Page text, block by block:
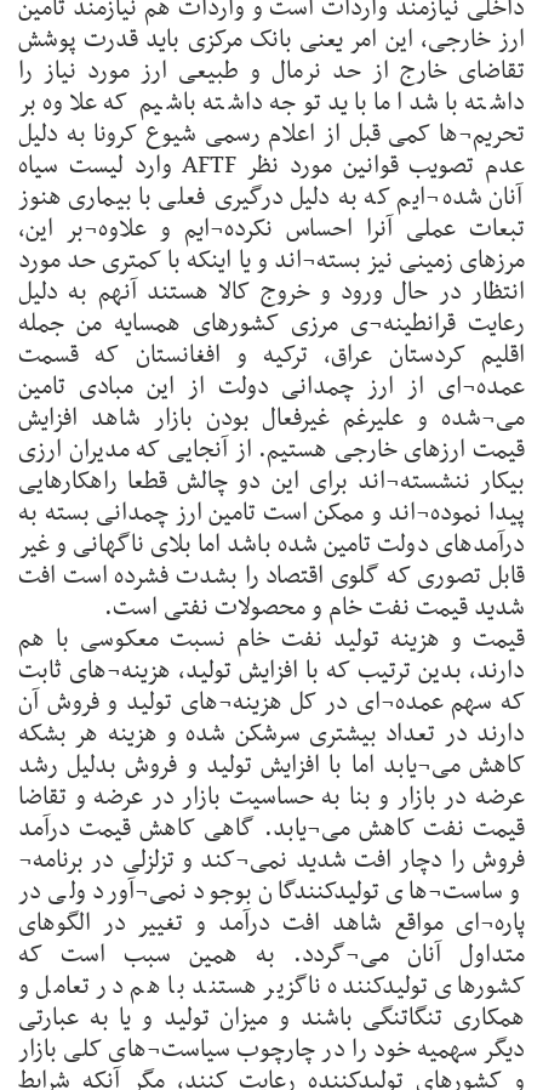
ارز خارجی، این امر یعنی بانک مرکزی باید قدرت پوشش
تقاضای خارج از حد نرمال و طبیعی ارز مورد نیاز را
داشته باشد اما باید توجه داشته باشیم که علاوه بر
تحریم¬ها کمی قبل از اعلام رسمی شیوع کرونا به دلیل
عدم تصویب قوانین مورد نظر AFTF وارد لیست سیاه
آنان شده¬ایم که به دلیل درگیری فعلی با بیماری هنوز
تبعات عملی آنرا احساس نکرده¬ایم و علاوه¬بر این،
مرزهای زمینی نیز بسته¬اند و یا اینکه با کمتری حد مورد
انتظار در حال ورود و خروج کالا هستند آنهم به دلیل
رعایت قرانطینه¬ی مرزی کشورهای همسایه من جمله
اقلیم کردستان عراق، ترکیه و افغانستان که قسمت
عمده¬ای از ارز چمدانی دولت از این مبادی تامین
می¬شده و علیرغم غیرفعال بودن بازار شاهد افزایش
قیمت ارزهای خارجی هستیم. از آنجایی که مدیران ارزی
بیکار ننشسته¬اند برای این دو چالش قطعا راهکارهایی
پیدا نموده¬اند و ممکن است تامین ارز چمدانی بسته به
درآمدهای دولت تامین شده باشد اما بلای ناگهانی و غیر
قابل تصوری که گلوی اقتصاد را بشدت فشرده است افت
شدید قیمت نفت خام و محصولات نفتی است.
قیمت و هزینه تولید نفت خام نسبت معکوسی با هم
دارند، بدین ترتیب که با افزایش تولید، هزینه¬های ثابت
که سهم عمده¬ای در کل هزینه¬های تولید و فروش آن
دارند در تعداد بیشتری سرشکن شده و هزینه هر بشکه
کاهش می¬یابد اما با افزایش تولید و فروش بدلیل رشد
عرضه در بازار و بنا به حساسیت بازار در عرضه و تقاضا
قیمت نفت کاهش می¬یابد. گاهی کاهش قیمت درآمد
فروش را دچار افت شدید نمی¬کند و تزلزلی در برنامه¬
و ساست¬های تولیدکنندگان بوجود نمی¬آورد ولی در
پاره¬ای مواقع شاهد افت درآمد و تغییر در الگوهای
متداول آنان می¬گردد. به همین سبب است که
کشورهای تولیدکننده ناگزیر هستند با هم در تعامل و
همکاری تنگاتنگی باشند و میزان تولید و یا به عبارتی
دیگر سهمیه خود را در چارچوب سیاست¬های کلی بازار
و کشورهای تولیدکننده رعایت کنند، مگر آنکه شرایط